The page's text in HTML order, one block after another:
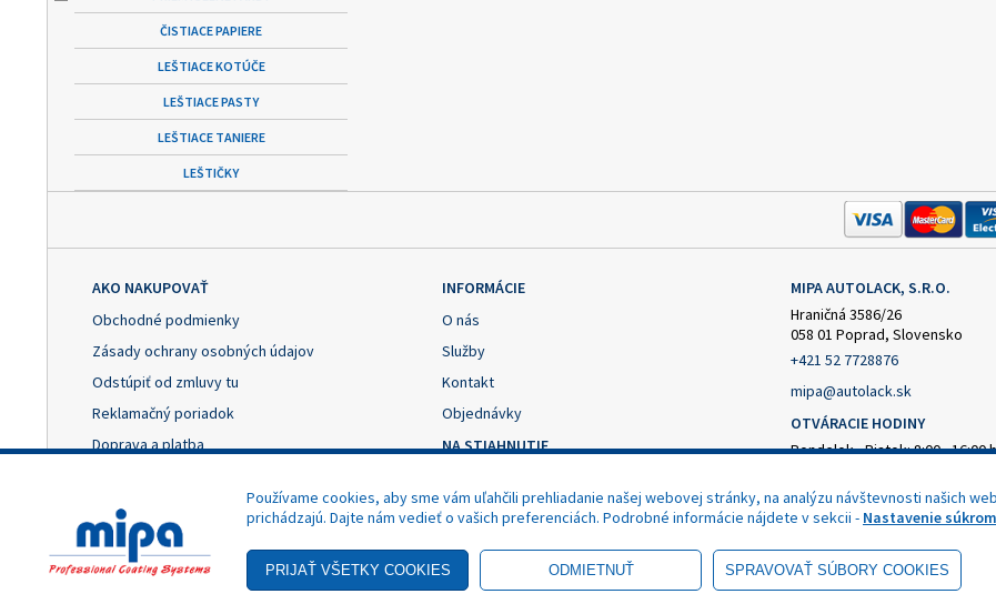
ČISTIACE PAPIERE
LEŠTIACE KOTÚČE
LEŠTIACE PASTY
LEŠTIACE TANIERE
LEŠTIČKY
AKO NAKUPOVAŤ
Obchodné podmienky
Zásady ochrany osobných údajov
Odstúpiť od zmluvy tu
Reklamačný poriadok
Doprava a platba
Nastavenie cookies
INFORMÁCIE
O nás
Služby
Kontakt
Objednávky
NA STIAHNUTIE
Odstúpenie od zmluvy
MIPA AUTOLACK, S.R.O.
Hraničná 3586/26
058 01 Poprad, Slovensko
+421 52 7728876
mipa@autolack.sk
OTVÁRACIE HODINY
Pondelok - Piatok: 8:00 - 16:00
- Akciová cena
Copyright © 2025 MIPA Autolack, s.r.o.
Používame cookies, aby sme vám uľahčili prehliadanie našej webovej stránky, na analýzu návštevnosti našich
prichádzajú. Dajte nám vedieť o vašich preferenciách. Podrobné informácie nájdete v sekcii - Nastavenie